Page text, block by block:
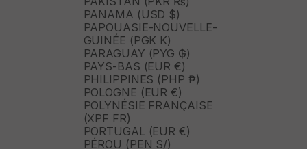
PANAMA (USD $)
PAPOUASIE-NOUVELLE-
GUINÉE (PGK K)
PARAGUAY (PYG ₲)
PAYS-BAS (EUR €)
PHILIPPINES (PHP ₱)
POLOGNE (EUR €)
POLYNÉSIE FRANÇAISE
(XPF FR)
PORTUGAL (EUR €)
PÉROU (PEN S/)